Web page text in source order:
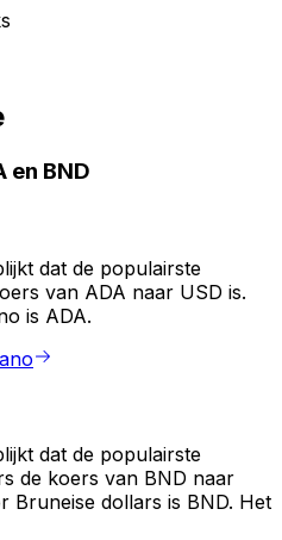
en BND
dat de populairste
van ADA naar USD is.
is ADA.
dat de populairste
de koers van BND naar
Bruneise dollars is BND. Het